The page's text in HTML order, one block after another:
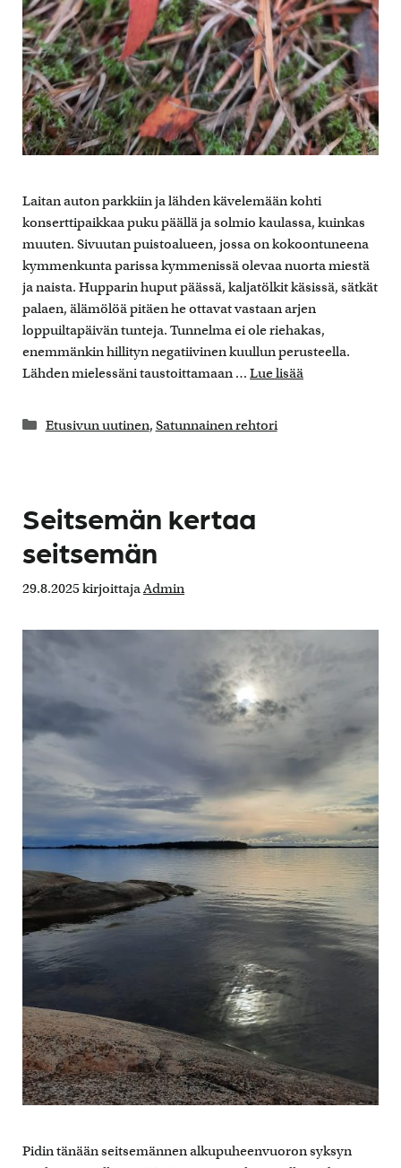
Laitan auton parkkiin ja lähden kävelemään kohti
konserttipaikkaa puku päällä ja solmio kaulassa, kuinkas
muuten. Sivuutan puistoalueen, jossa on kokoontuneena
kymmenkunta parissa kymmenissä olevaa nuorta miestä
ja naista. Hupparin huput päässä, kaljatölkit käsissä, sätkät
palaen, älämölöä pitäen he ottavat vastaan arjen
loppuiltapäivän tunteja. Tunnelma ei ole riehakas,
enemmänkin hillityn negatiivinen kuullun perusteella.
Lähden mielessäni taustoittamaan … Lue lisää
Kategoriat
Etusivun uutinen, Satunnainen rehtori
Seitsemän kertaa
seitsemän
29.8.2025kirjoittaja Admin
Pidin tänään seitsemännen alkupuheenvuoron syksyn